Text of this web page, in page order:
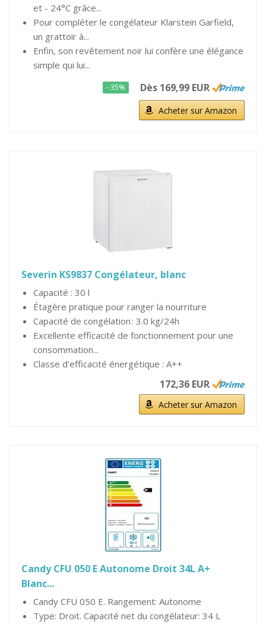
et - 24°C grâce...
Pour compléter le congélateur Klarstein Garfield,
un grattoir à...
Enfin, son revêtement noir lui confère une élégance
simple qui lui...
- 35% Dès 169,99 EUR
Acheter sur Amazon
Severin KS9837 Congélateur, blanc
Capacité : 30 l
Étagère pratique pour ranger la nourriture
Capacité de congélation : 3.0 kg/24h
Excellente efficacité de fonctionnement pour une
consommation...
Classe d'efficacité énergétique : A++
172,36 EUR
Acheter sur Amazon
Candy CFU 050 E Autonome Droit 34L A+
Blanc...
Candy CFU 050 E. Rangement: Autonome
Type: Droit. Capacité net du congélateur: 34 L